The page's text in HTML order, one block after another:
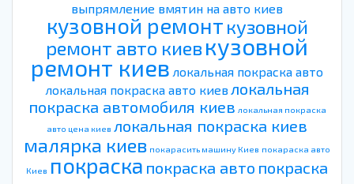
выпрямление вмятин на авто киев
кузовной ремонт кузовной
ремонт авто киев кузовной
ремонт киев локальная покраска авто
локальная покраска авто киев локальная
покраска автомобиля киев локальная покраска
авто цена киев локальная покраска киев
малярка киев покарасить машину Киев покараска авто
Киев покраска покраска авто покраска